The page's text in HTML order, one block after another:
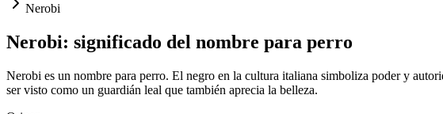
Nerobi
Nerobi: significado del nombre para perro
Nerobi es un nombre para perro. El negro en la cultura italiana simboliza poder y
ser visto como un guardián leal que también aprecia la belleza.